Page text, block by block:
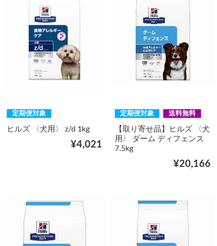
定期便対象
ヒルズ 〈犬用〉 z/d 1kg
¥4,021
定期便対象 送料無料
【取り寄せ品】ヒルズ 〈犬
用〉 ダーム ディフェンス
7.5kg
¥20,166